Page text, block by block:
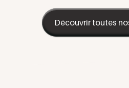
Découvrir toutes